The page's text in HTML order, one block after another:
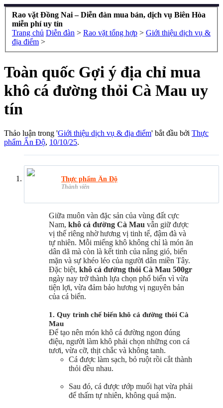
Rao vặt Đồng Nai – Diễn đàn mua bán, dịch vụ Biên Hòa
miễn phí uy tín
Trang chủ Diễn đàn > Rao vặt tổng hợp > Giới thiệu dịch vụ &
địa điểm >
Toàn quốc Gợi ý địa chỉ mua
khô cá đường thỏi Cà Mau uy
tín
Thảo luận trong 'Giới thiệu dịch vụ & địa điểm' bắt đầu bởi Thực
phẩm Ấn Độ, 10/10/25.
Thực phẩm Ấn Độ
Thành viên
Giữa muôn vàn đặc sản của vùng đất cực
Nam, khô cá đường Cà Mau vẫn giữ được
vị thế riêng nhờ hương vị tinh tế, đậm đà và
tự nhiên. Mỗi miếng khô không chỉ là món ăn
dân dã mà còn là kết tinh của nắng gió, biển
mặn và sự khéo léo của người dân miền Tây.
Đặc biệt, khô cá đường thỏi Cà Mau 500gr
ngày nay trở thành lựa chọn phổ biến vì vừa
tiện lợi, vừa đảm bảo hương vị nguyên bản
của cá biển.
1. Quy trình chế biến khô cá đường thỏi Cà
Mau
Để tạo nên món khô cá đường ngon đúng
điệu, người làm khô phải chọn những con cá
tươi, vừa cỡ, thịt chắc và không tanh.
Cá được làm sạch, bỏ ruột rồi cắt thành
thỏi đều nhau.
Sau đó, cá được ướp muối hạt vừa phải
để thấm tự nhiên, không quá mặn.